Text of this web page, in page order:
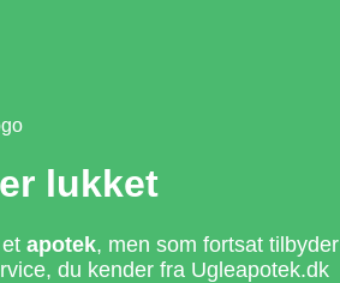
lukket
apotek, men som fortsat tilbyder
du kender fra Ugleapotek.dk